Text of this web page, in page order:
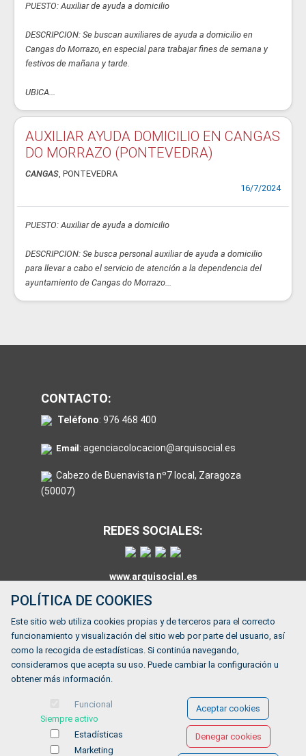
PUESTO: Auxiliar de ayuda a domicilio
DESCRIPCION: Se buscan auxiliares de ayuda a domicilio en
Cangas do Morrazo, en especial para trabajar fines de semana y
festivos de mañana y tarde.
UBICA...
AUXILIAR AYUDA DOMICILIO EN CANGAS
DO MORRAZO (PONTEVEDRA)
CANGAS, PONTEVEDRA
16/7/2024
PUESTO: Auxiliar de ayuda a domicilio
DESCRIPCION: Se busca personal auxiliar de ayuda a domicilio
para llevar a cabo el servicio de atención a la dependencia del
ayuntamiento de Cangas do Morrazo...
CONTACTO:
Teléfono: 976 468 400
Email : agenciacolocacion@arquisocial.es
Cabezo de Buenavista nº7 local, Zaragoza
(50007)
REDES SOCIALES:
www.arquisocial.es
HORARIO:
De lunes a viernes de 9:00 a 14:00
¿Tienes alguna duda?
FORMULARIO DE CONTACTO
POLÍTICA DE COOKIES
Este sitio web utiliza cookies propias y de terceros para el correcto
funcionamiento y visualización del sitio web por parte del usuario, así
como la recogida de estadísticas. Si continúa navegando,
consideramos que acepta su uso. Puede cambiar la configuración u
obtener más información.
Funcional
Siempre activo
Estadísticas
Marketing
Aceptar cookies
Denegar cookies